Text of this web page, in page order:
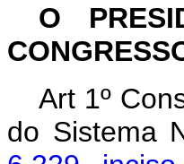
O
Art 1º
do Sistema